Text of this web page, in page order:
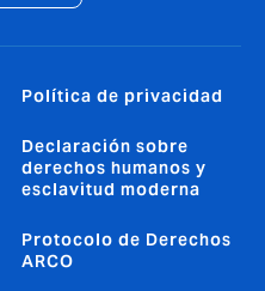
Política de privacidad
Declaración sobre
derechos humanos y
esclavitud moderna
Protocolo de Derechos
ARCO